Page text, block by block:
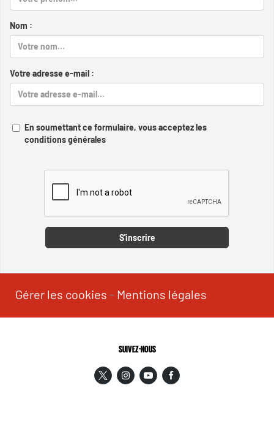
Nom :
Votre adresse e-mail :
En soumettant ce formulaire, vous acceptez les
conditions générales
S'inscrire
Gérer les cookies - Mentions légales
SUIVEZ-NOUS